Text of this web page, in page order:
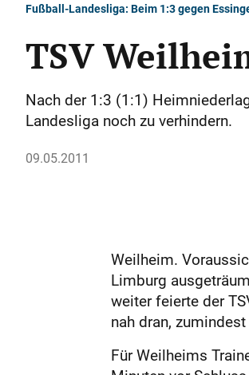
Fußball-Landesliga: Beim 1:3 gegen
TSV
Nach der 1:3 (1:1)
Landesliga noch zu verhindern.
09.05.2011
Weilheim.
Limburg
weiter feierte der
nah dran,
Für Weilheims